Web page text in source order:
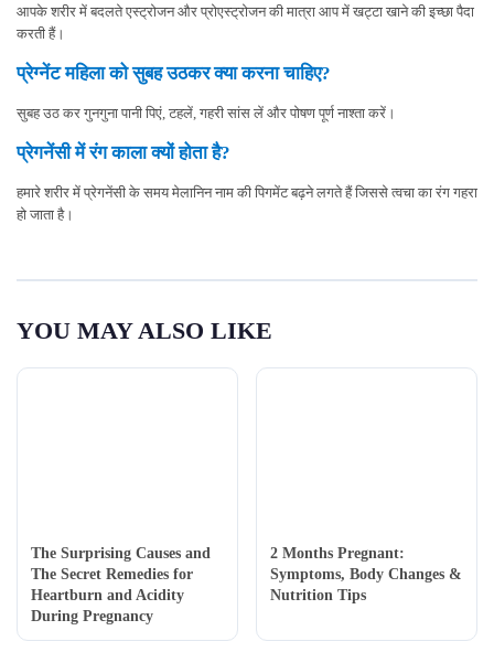
आपके शरीर में बदलते एस्ट्रोजन और प्रोएस्ट्रोजन की मात्रा आप में खट्टा खाने की इच्छा पैदा
करती हैं।
प्रेग्नेंट महिला को सुबह उठकर क्या करना चाहिए?
सुबह उठ कर गुनगुना पानी पिएं, टहलें, गहरी सांस लें और पोषण पूर्ण नाश्ता करें।
प्रेगनेंसी में रंग काला क्यों होता है?
हमारे शरीर में प्रेगनेंसी के समय मेलानिन नाम की पिगमेंट बढ़ने लगते हैं जिससे त्वचा का रंग गहरा
हो जाता है।
YOU MAY ALSO LIKE
The Surprising Causes and
The Secret Remedies for
Heartburn and Acidity
During Pregnancy
2 Months Pregnant:
Symptoms, Body Changes &
Nutrition Tips